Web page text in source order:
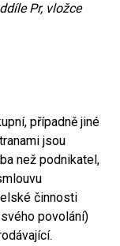
Pr, vložce
případně jiné
jsou
než podnikatel,
činnosti
povolání)